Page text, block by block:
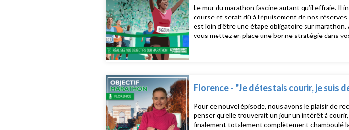
Le mur du marathon fascine autant qu’il effraie.
course et serait dû à l’épuisement de nos
est loin d'être une étape obligatoire sur
vous mettez en place une bonne stratégie dans
Florence - "Je détestais courir, je suis
Pour ce nouvel épisode, nous avons le plaisir de
penser qu’elle trouverait un jour un intérêt à
finalement totalement complètement chamboulé